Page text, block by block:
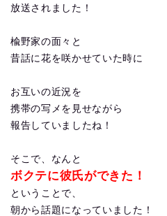
放送されました！
楡野家の面々と
昔話に花を咲かせていた時に
お互いの近況を
携帯の写メを見せながら
報告していましたね！
そこで、なんと
ボクテに彼氏ができた！
ということで、
朝から話題になっていました！